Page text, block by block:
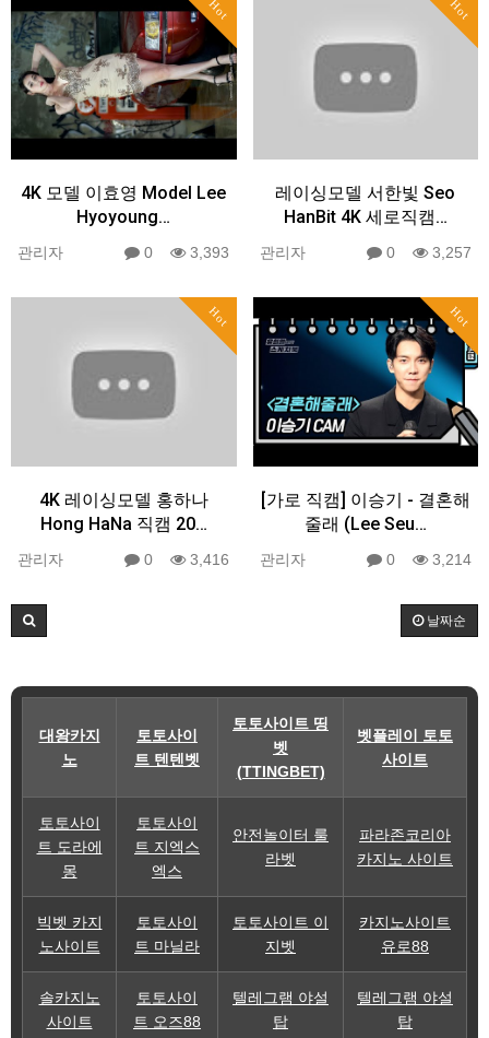
Hot
4K 모델 이효영 Model Lee
Hyoyoung…
관리자 0 3,393
Hot
레이싱모델 서한빛 Seo
HanBit 4K 세로직캠…
관리자 0 3,257
Hot
4K 레이싱모델 홍하나
Hong HaNa 직캠 20…
관리자 0 3,416
Hot
[가로 직캠] 이승기 - 결혼해
줄래 (Lee Seu…
관리자 0 3,214
날짜순
대왕카지
노
토토사이
트 텐텐벳
토토사이트 띵
벳
(TTINGBET)
벳플레이 토토
사이트
토토사이
트 도라에
몽
토토사이
트 지엑스
엑스
안전놀이터 룰
라벳
파라존코리아
카지노 사이트
빅벳 카지
노사이트
토토사이
트 마닐라
토토사이트 이
지벳
카지노사이트
유로88
솔카지노
사이트
토토사이
트 오즈88
텔레그램 야설
탑
텔레그램 야설
탑